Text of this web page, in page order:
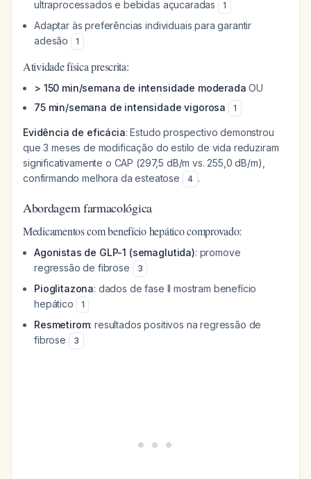
ultraprocessados e bebidas açucaradas
1
Adaptar às preferências individuais para garantir
adesão
1
Atividade física prescrita:
> 150 min/semana de intensidade moderada OU
75 min/semana de intensidade vigorosa
1
Evidência de eficácia: Estudo prospectivo demonstrou
que 3 meses de modificação do estilo de vida reduziram
significativamente o CAP (297,5 dB/m vs. 255,0 dB/m),
confirmando melhora da esteatose
4 .
Abordagem farmacológica
Medicamentos com benefício hepático comprovado:
Agonistas de GLP-1 (semaglutida): promove
regressão de fibrose
3
Pioglitazona: dados de fase II mostram benefício
hepático
1
Resmetirom: resultados positivos na regressão de
fibrose
3